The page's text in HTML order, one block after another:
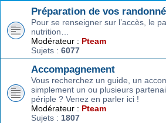
Préparation de vos
Pour se renseigner sur l’accès, le
nutrition…
Modérateur : Pteam
Sujets : 6077
Accompagnement
Vous recherchez un guide, un
simplement un ou plusieurs
périple ? Venez en parler ici !
Modérateur : Pteam
Sujets : 1807